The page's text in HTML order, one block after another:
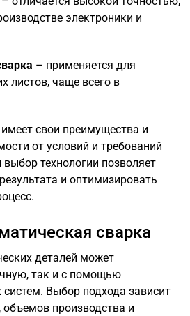
электроники и
– применяется для
листов, чаще всего в
свои преимущества и
от условий и требований
технологии позволяет
и оптимизировать
сварка
деталей может
так и с помощью
Выбор подхода зависит
производства и